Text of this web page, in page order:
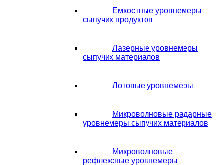
Емкостные уровнемеры
сыпучих продуктов
Лазерные уровнемеры
сыпучих материалов
Лотовые уровнемеры
Микроволновые радарные
уровнемеры сыпучих материалов
Микроволновые
рефлексные уровнемеры